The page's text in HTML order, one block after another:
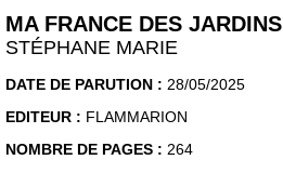
MA FRANCE DES JARDINS
STÉPHANE MARIE
DATE DE PARUTION : 28/05/2025
EDITEUR : FLAMMARION
NOMBRE DE PAGES : 264